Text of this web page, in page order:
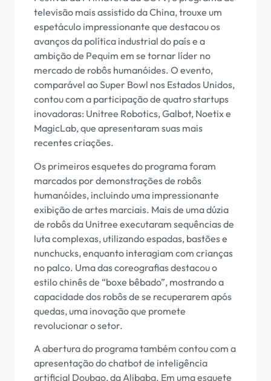
televisão mais assistido da China, trouxe um
espetáculo impressionante que destacou os
avanços da política industrial do país e a
ambição de Pequim em se tornar líder no
mercado de robôs humanóides. O evento,
comparável ao Super Bowl nos Estados Unidos,
contou com a participação de quatro startups
inovadoras: Unitree Robotics, Galbot, Noetix e
MagicLab, que apresentaram suas mais
recentes criações.
Os primeiros esquetes do programa foram
marcados por demonstrações de robôs
humanóides, incluindo uma impressionante
exibição de artes marciais. Mais de uma dúzia
de robôs da Unitree executaram sequências de
luta complexas, utilizando espadas, bastões e
nunchucks, enquanto interagiam com crianças
no palco. Uma das coreografias destacou o
estilo chinês de “boxe bêbado”, mostrando a
capacidade dos robôs de se recuperarem após
quedas, uma inovação que promete
revolucionar o setor.
A abertura do programa também contou com a
apresentação do chatbot de inteligência
artificial Doubao, da Alibaba. Em uma esquete